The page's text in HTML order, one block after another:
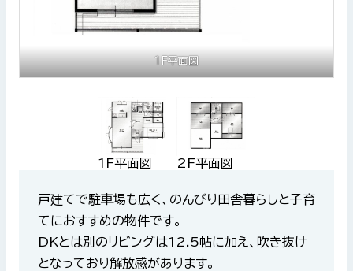
1F平面図
1F平面図 2F平面図
戸建てで駐車場も広く、のんびり田舎暮らしと子育
てにおすすめの物件です。
DKとは別のリビングは12.5帖に加え、吹き抜け
となっており解放感があります。